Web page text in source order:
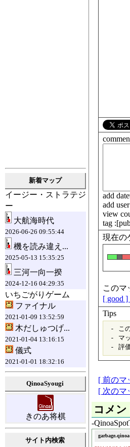
新着マップ
イージー・ストラテジ
ー
大航海時代
2026-06-26 09:55:44
機を読み違え...
2025-05-13 15:35:25
三河一向一揆
2024-12-16 04:29:35
いちごがりゲーム
ファイナル
2021-01-09 13:52:59
木だしゅつげ...
2021-01-04 13:16:15
儀式
2021-01-01 18:32:16
QinoaSyougi
きのあ将棋
サイト内検索
add
add
view
tag
現在の
このマ
[ good
Tips
- この
- マッ
[ 前のマ
[ 次のマ
コメ
-